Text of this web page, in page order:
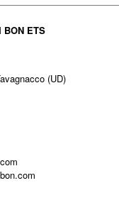
BON ETS
(UD)